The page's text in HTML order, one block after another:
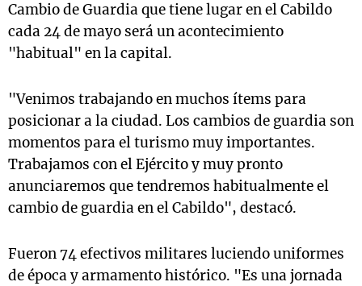
Cambio de Guardia que tiene lugar en el Cabildo
cada 24 de mayo será un acontecimiento
"habitual" en la capital.
"Venimos trabajando en muchos ítems para
posicionar a la ciudad. Los cambios de guardia son
momentos para el turismo muy importantes.
Trabajamos con el Ejército y muy pronto
anunciaremos que tendremos habitualmente el
cambio de guardia en el Cabildo", destacó.
Fueron 74 efectivos militares luciendo uniformes
de época y armamento histórico. "Es una jornada